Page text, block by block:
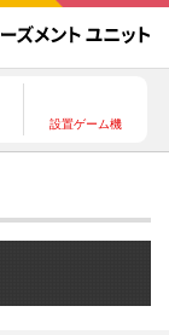
設置ゲーム機